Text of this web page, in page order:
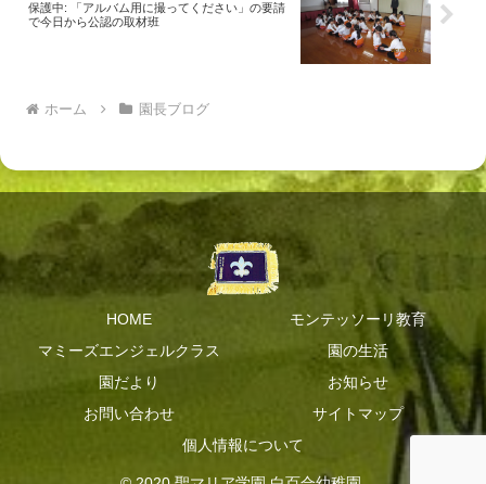
保護中: 「アルバム用に撮ってください」の要請
で今日から公認の取材班
ホーム 園長ブログ
HOME
モンテッソーリ教育
マミーズエンジェルクラス
園の生活
園だより
お知らせ
お問い合わせ
サイトマップ
個人情報について